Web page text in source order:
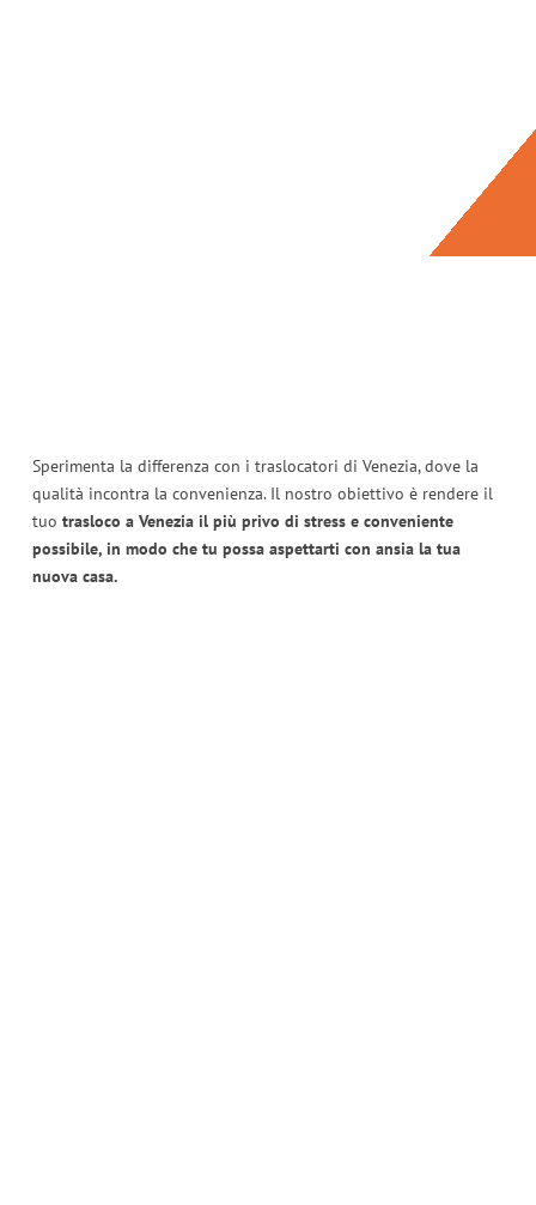
Sperimenta la differenza con i traslocatori di Venezia, dove la
qualità incontra la convenienza. Il nostro obiettivo è rendere il
tuo trasloco a Venezia il più privo di stress e conveniente
possibile, in modo che tu possa aspettarti con ansia la tua
nuova casa.